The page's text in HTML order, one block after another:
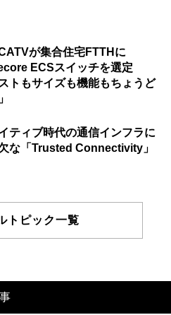
が集合住宅FTTHに
ECSスイッチを選定
ストもサイズも機能もちょうど
ティブ時代の通信インフラに
な「Trusted Connectivity」
トピック一覧